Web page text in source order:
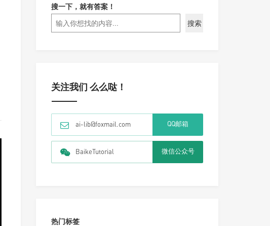
搜一下，就有答案！
搜索
关注我们 么么哒！
ai-lib@foxmail.com QQ邮箱
BaikeTutorial 微信公众号
热门标签